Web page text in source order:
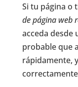
Si tu página o
de página web
acceda desde
probable que
rápidamente,